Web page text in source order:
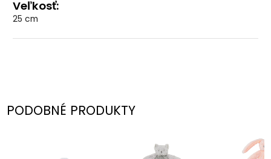
Veľkosť:
25 cm
PODOBNÉ PRODUKTY